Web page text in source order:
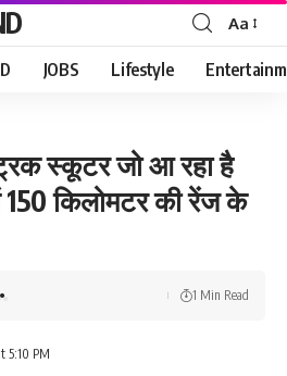
Font
Resizer
Aa
JOBS Lifestyle
स्कूटर जो आ रहा है
किलोमटर की रेंज के
5:10 PM
1 Min Read